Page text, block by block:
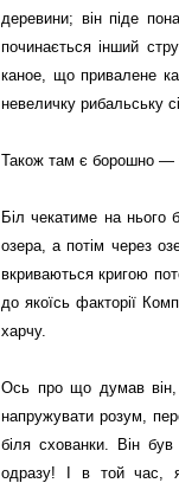
деревини; він піде
починається інший
каное, що привалене
невеличку рибальську
Також там є борошно —
Біл чекатиме на нього
озера, а потім через
вкриваються кригою
до якоїсь факторії
харчу.
Ось про що думав він,
напружувати розум,
біля схованки. Він
одразу! I в той час,